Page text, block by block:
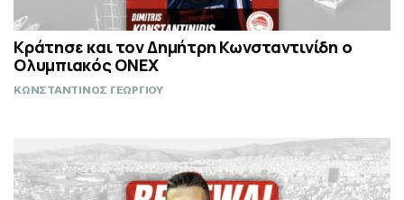
Κράτησε και τον Δημήτρη Κωνσταντινίδη ο
Ολυμπιακός ΟΝΕΧ
ΚΩΝΣΤΑΝΤΙΝΟΣ ΓΕΩΡΓΙΟΥ